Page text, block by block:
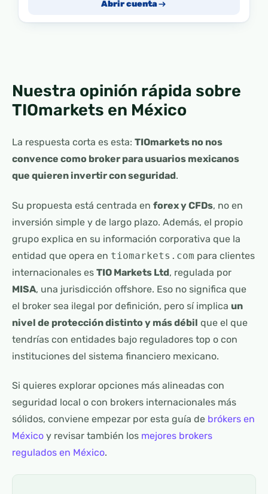
Abrir cuenta
Nuestra opinión rápida sobre
TIOmarkets en México
La respuesta corta es esta: TIOmarkets no nos
convence como broker para usuarios mexicanos
que quieren invertir con seguridad.
Su propuesta está centrada en forex y CFDs, no en
inversión simple y de largo plazo. Además, el propio
grupo explica en su información corporativa que la
entidad que opera en tiomarkets.com para clientes
internacionales es TIO Markets Ltd, regulada por
MISA, una jurisdicción offshore. Eso no significa que
el broker sea ilegal por definición, pero sí implica un
nivel de protección distinto y más débil que el que
tendrías con entidades bajo reguladores top o con
instituciones del sistema financiero mexicano.
Si quieres explorar opciones más alineadas con
seguridad local o con brokers internacionales más
sólidos, conviene empezar por esta guía de brókers en
México y revisar también los mejores brokers
regulados en México.